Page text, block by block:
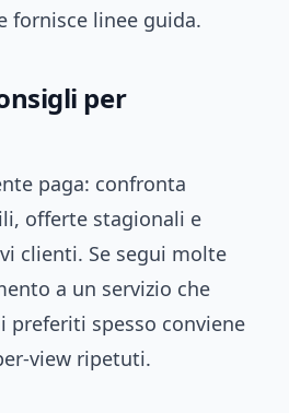
fornisce linee guida.
per
paga: confronta
offerte stagionali e
clienti. Se segui molte
a un servizio che
preferiti spesso conviene
view ripetuti.